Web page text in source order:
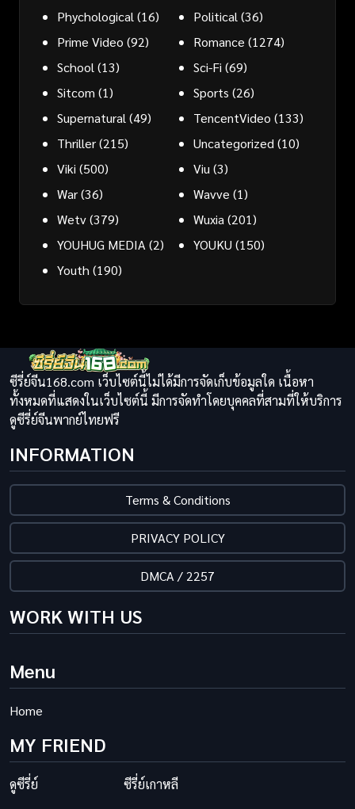
Phychological (16) Political (36)
Prime Video (92) Romance (1274)
School (13) Sci-Fi (69)
Sitcom (1) Sports (26)
Supernatural (49) TencentVideo (133)
Thriller(215) Uncategorized (10)
Viki (500) Viu (3)
War(36) Wavve (1)
Wetv(379) Wuxia (201)
YOUHUG MEDIA (2) YOUKU (150)
Youth (190)
ซีรี่ย์จีน168.com เว็บไซต์นี้ไม่ได้มีการจัดเก็บข้อมูลใด เนื้อหา
ทั้งหมดที่แสดงในเว็บไซต์นี้ มีการจัดทำโดยบุคคลที่สามที่ให้บริการ
ดูซีรี่ย์จีนพากย์ไทยฟรี
INFORMATION
Terms & Conditions
PRIVACY POLICY
DMCA / 2257
WORK WITH US
Menu
Home
MY FRIEND
ดูซีรี่ย์ ซีรี่ย์เกาหลี